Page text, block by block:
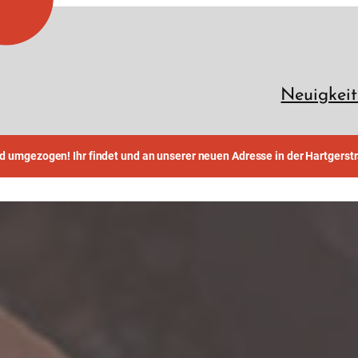
umgezogen! Ihr findet und an unserer neuen Adresse in der